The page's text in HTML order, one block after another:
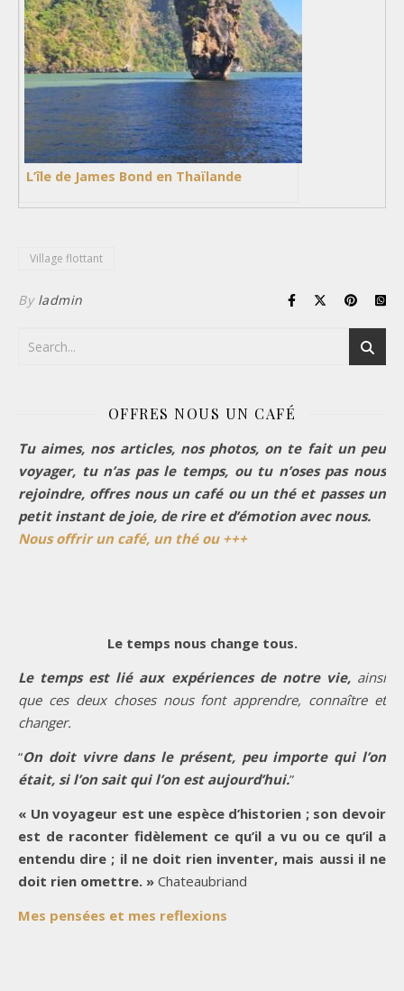
L’île de James Bond en Thaïlande
Village flottant
By ladmin
OFFRES NOUS UN CAFÉ
Tu aimes, nos articles, nos photos, on te fait un peu
voyager, tu n’as pas le temps, ou tu n’oses pas nous
rejoindre, offres nous un café ou un thé et passes un
petit instant de joie, de rire et d’émotion avec nous.
Nous offrir un café, un thé ou +++
Le temps nous change tous.
Le temps est lié aux expériences de notre vie, ainsi
que ces deux choses nous font apprendre, connaître et
changer.
“On doit vivre dans le présent, peu importe qui l’on
était, si l’on sait qui l’on est aujourd’hui.”
« Un voyageur est une espèce d’historien ; son devoir
est de raconter fidèlement ce qu’il a vu ou ce qu’il a
entendu dire ; il ne doit rien inventer, mais aussi il ne
doit rien omettre. » Chateaubriand
Mes pensées et mes reflexions